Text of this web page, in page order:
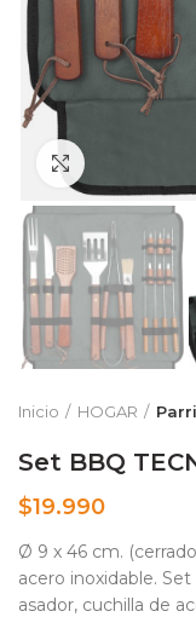
Inicio HOGAR
Set BBQ
$19.990
Ø 9 x 46 cm.
acero inoxidable.
asador, cuchilla de